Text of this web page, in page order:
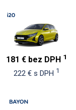
181 € bez DPH 1
222 € s DPH 1